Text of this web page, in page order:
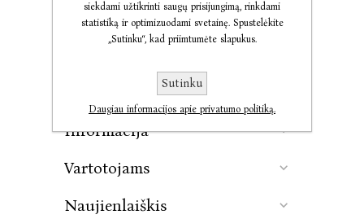
Informacija
Vartotojams
Naujienlaiškis
siekdami užtikrinti saugų prisijungimą, rinkdami
statistiką ir optimizuodami svetainę. Spustelėkite
„Sutinku“, kad priimtumėte slapukus.
Sutinku
Daugiau informacijos apie privatumo politiką.